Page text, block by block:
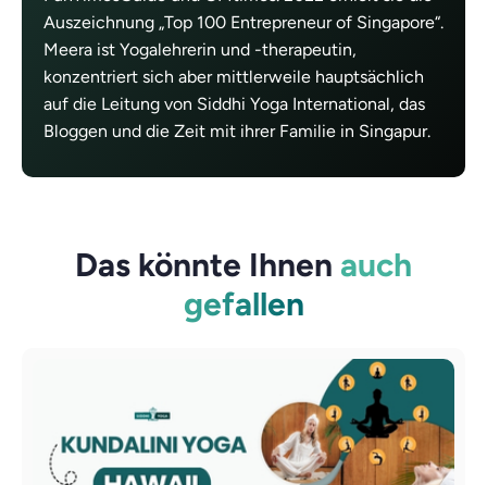
Auszeichnung „Top 100 Entrepreneur of Singapore“.
Meera ist Yogalehrerin und -therapeutin,
konzentriert sich aber mittlerweile hauptsächlich
auf die Leitung von Siddhi Yoga International, das
Bloggen und die Zeit mit ihrer Familie in Singapur.
Das könnte Ihnen auch
gefallen